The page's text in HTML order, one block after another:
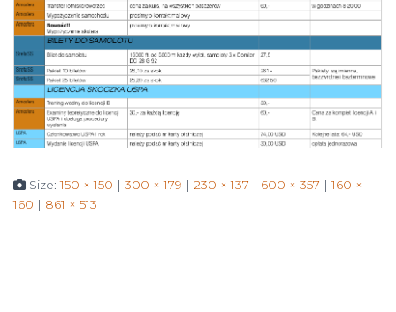
Size:150 × 150 | 300 × 179 | 230 × 137 | 600 × 357 | 160 ×
160 | 861 × 513